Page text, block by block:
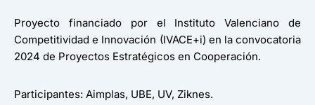
Proyecto financiado por el Instituto Valenciano de
Competitividad e Innovación (IVACE+i) en la convocatoria
2024 de Proyectos Estratégicos en Cooperación.
Participantes: Aimplas, UBE, UV, Ziknes.